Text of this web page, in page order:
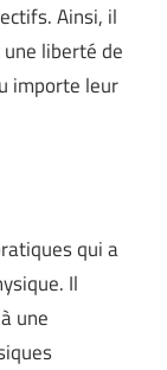
Ainsi, il
liberté de
importe leur
qui a
Il
une